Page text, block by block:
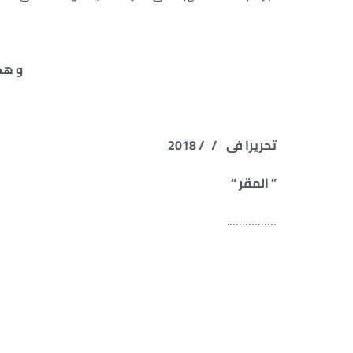
و
تحريرا فى / / 2018
” المقر “
…………….